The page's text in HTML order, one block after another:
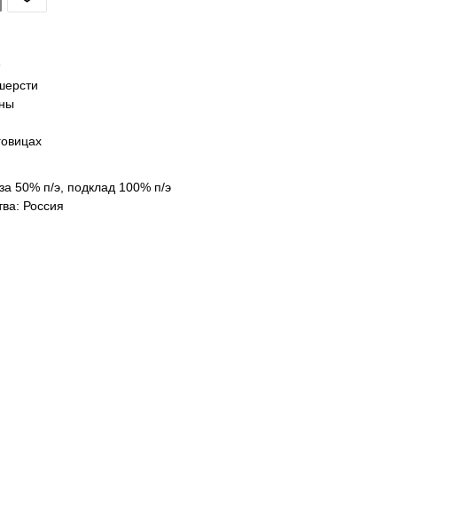
50% п/э, подклад 100% п/э
Россия